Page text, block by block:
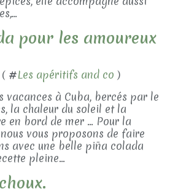
pour les amoureux
( #Les apéritifs and co )
vacances à Cuba, bercés par le
la chaleur du soleil et la
en bord de mer … Pour la
vous proposons de faire
avec une belle piña colada
pleine...